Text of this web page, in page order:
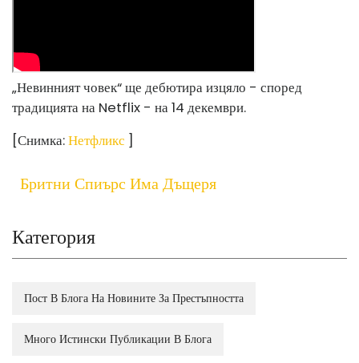
„Невинният човек“ ще дебютира изцяло - според
традицията на Netflix - на 14 декември.
[Снимка:Нетфликс ]
Бритни Спиърс Има Дъщеря
Категория
Пост В Блога На Новините За Престъпността
Много Истински Публикации В Блога